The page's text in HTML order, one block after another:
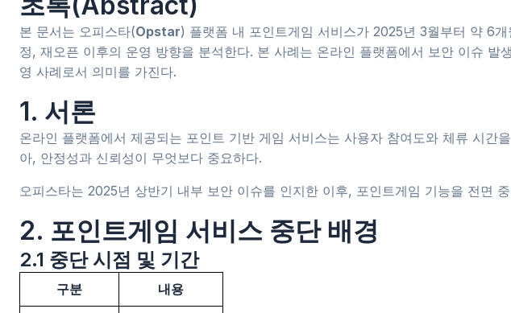
본 문서는 오피스타(Opstar) 플랫폼 내 포인트게임 서비스가 2025년 3월부터 약 6
정, 재오픈 이후의 운영 방향을 분석한다. 본 사례는 온라인 플랫폼에서 보안 이슈
영 사례로서 의미를 가진다.
1. 서론
온라인 플랫폼에서 제공되는 포인트 기반 게임 서비스는 사용자 참여도와 체류 시
아, 안정성과 신뢰성이 무엇보다 중요하다.
오피스타는 2025년 상반기 내부 보안 이슈를 인지한 이후, 포인트게임 기능을 전면
2. 포인트게임 서비스 중단 배경
2.1 중단 시점 및 기간
구분 내용